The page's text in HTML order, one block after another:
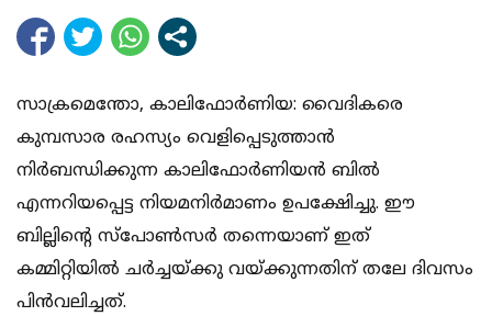
സാക്രമെന്തോ, കാലിഫോര്‍ണിയ: വൈദികരെ
കുമ്പസാര രഹസ്യം വെളിപ്പെടുത്താന്‍
നിര്‍ബന്ധിക്കുന്ന കാലിഫോര്‍ണിയന്‍ ബില്‍
എന്നറിയപ്പെട്ട നിയമനിര്‍മാണം ഉപക്ഷേിച്ചു. ഈ
ബില്ലിന്റെ സ്‌പോണ്‍സര്‍ തന്നെയാണ് ഇത്
കമ്മിറ്റിയില്‍ ചര്‍ച്ചയ്ക്കു വയ്ക്കുന്നതിന് തലേ ദിവസം
പിന്‍വലിച്ചത്.